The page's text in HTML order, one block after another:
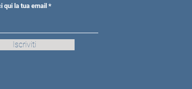
qui la tua email
Iscriviti